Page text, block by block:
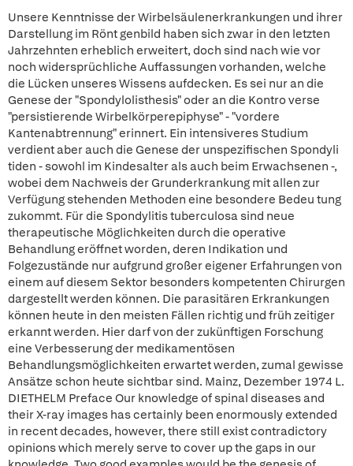
Unsere Kenntnisse der Wirbelsäulenerkrankungen und ihrer
Darstellung im Rönt genbild haben sich zwar in den letzten
Jahrzehnten erheblich erweitert, doch sind nach wie vor
noch widersprüchliche Auffassungen vorhanden, welche
die Lücken unseres Wissens aufdecken. Es sei nur an die
Genese der "Spondylolisthesis" oder an die Kontro verse
"persistierende Wirbelkörperepiphyse" - "vordere
Kantenabtrennung" erinnert. Ein intensiveres Studium
verdient aber auch die Genese der unspezifischen Spondyli
tiden - sowohl im Kindesalter als auch beim Erwachsenen -,
wobei dem Nachweis der Grunderkrankung mit allen zur
Verfügung stehenden Methoden eine besondere Bedeu tung
zukommt. Für die Spondylitis tuberculosa sind neue
therapeutische Möglichkeiten durch die operative
Behandlung eröffnet worden, deren Indikation und
Folgezustände nur aufgrund großer eigener Erfahrungen von
einem auf diesem Sektor besonders kompetenten Chirurgen
dargestellt werden können. Die parasitären Erkrankungen
können heute in den meisten Fällen richtig und früh zeitiger
erkannt werden. Hier darf von der zukünftigen Forschung
eine Verbesserung der medikamentösen
Behandlungsmöglichkeiten erwartet werden, zumal gewisse
Ansätze schon heute sichtbar sind. Mainz, Dezember 1974 L.
DIETHELM Preface Our knowledge of spinal diseases and
their X-ray images has certainly been enormously extended
in recent decades, however, there still exist contradictory
opinions which merely serve to cover up the gaps in our